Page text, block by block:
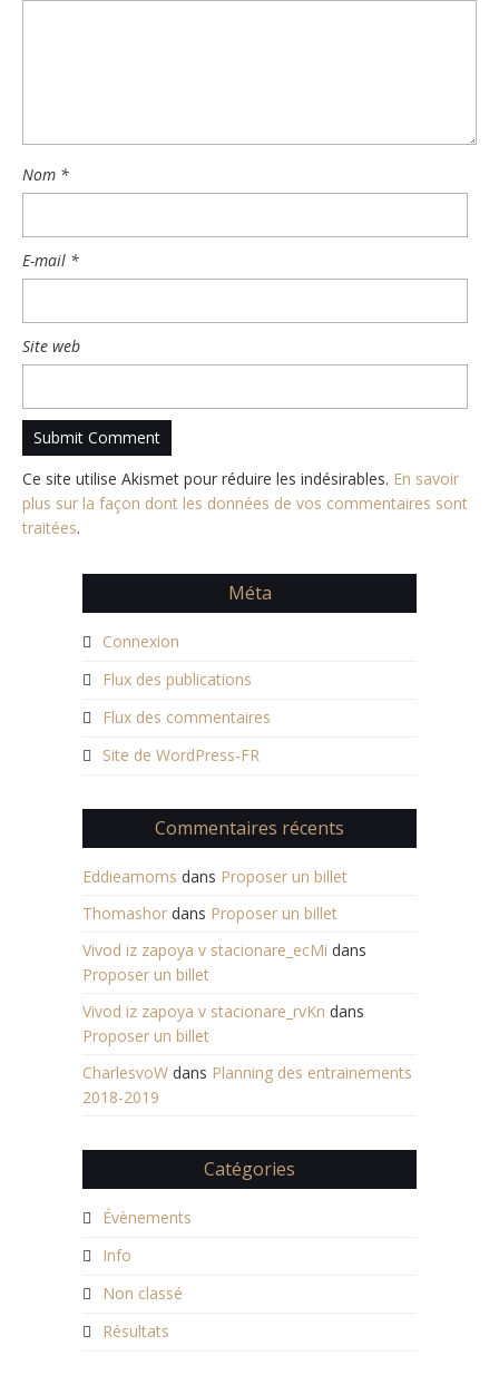
Nom *
E-mail *
Site web
Ce site utilise Akismet pour réduire les indésirables. En savoir
plus sur la façon dont les données de vos commentaires sont
traitées.
Méta
Connexion
Flux des publications
Flux des commentaires
Site de WordPress-FR
Commentaires récents
Eddieamoms dans Proposer un billet
Thomashor dans Proposer un billet
Vivod iz zapoya v stacionare_ecMi dans
Proposer un billet
Vivod iz zapoya v stacionare_rvKn dans
Proposer un billet
CharlesvoW dans Planning des entrainements
2018-2019
Catégories
Évènements
Info
Non classé
Résultats